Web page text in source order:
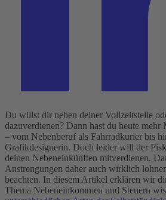
Du willst dir neben deiner Vollzeitstelle
dazuverdienen? Dann hast du heute
– vom Nebenberuf als Fahrradkurier bis
Grafikdesignerin. Doch leider will der
deinen Nebeneinkünften mitverdienen.
Anstrengungen daher auch wirklich
beachten. In diesem Artikel erklären wir
Thema Nebeneinkommen und Steuern